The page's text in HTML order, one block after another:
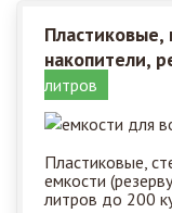
Пластиковые,
накопители,
литров
Пластиковые,
емкости
литров до 200